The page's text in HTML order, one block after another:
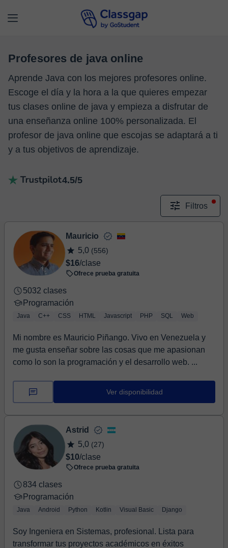
Profesores de java online
Aprende Java con los mejores profesores online.
Escoge el día y la hora a la que quieres empezar
tus clases online de java y empieza a disfrutar de
una enseñanza online 100% personalizada. El
profesor de java online que escojas se adaptará a ti
y a tus objetivos de aprendizaje.
4.5/5
Filtros
Mauricio
5,0 (556)
$16/clase
Ofrece prueba gratuita
5032 clases
Programación
Java C++ CSS HTML Javascript PHP SQL Web
Mi nombre es Mauricio Piñango. Vivo en Venezuela y
me gusta enseñar sobre las cosas que me apasionan
como lo son la programación y el desarrollo web. ...
Ver disponibilidad
Astrid
5,0 (27)
$10/clase
Ofrece prueba gratuita
834 clases
Programación
Java Android Python Kotlin Visual Basic Django
Soy Ingeniera en Sistemas, profesional. Lista para
transformar tus proyectos académicos en éxitos